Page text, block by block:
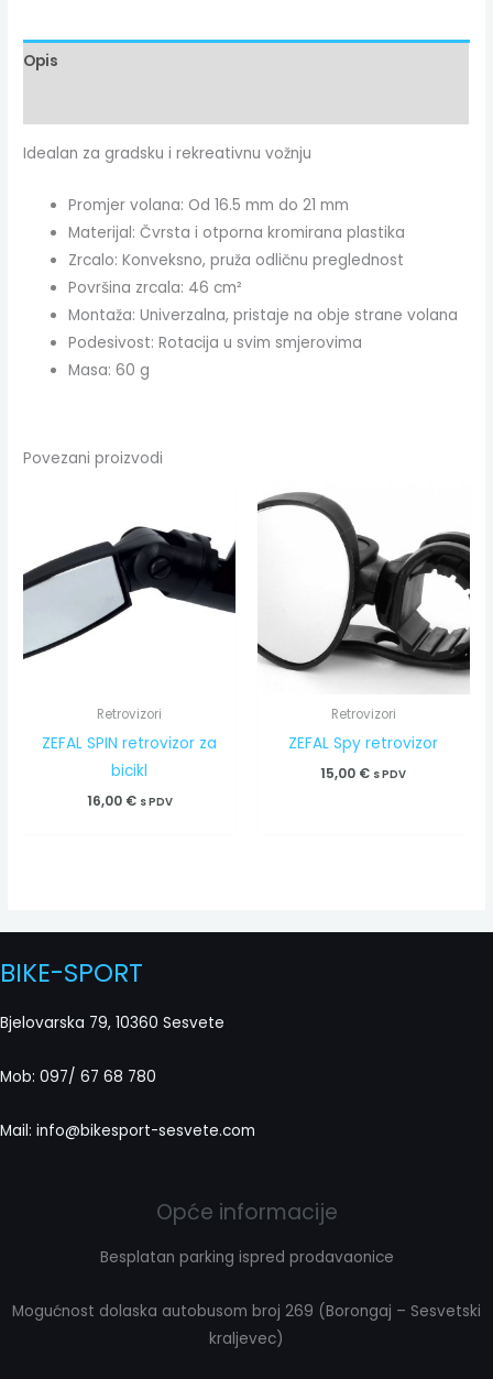
Opis
Idealan za gradsku i rekreativnu vožnju
Promjer volana: Od 16.5 mm do 21 mm
Materijal: Čvrsta i otporna kromirana plastika
Zrcalo: Konveksno, pruža odličnu preglednost
Površina zrcala: 46 cm²
Montaža: Univerzalna, pristaje na obje strane volana
Podesivost: Rotacija u svim smjerovima
Masa: 60 g
Povezani proizvodi
Retrovizori
ZEFAL SPIN retrovizor za
bicikl
16,00 € s PDV
Retrovizori
ZEFAL Spy retrovizor
15,00 € s PDV
BIKE-SPORT
Bjelovarska 79, 10360 Sesvete
Mob: 097/ 67 68 780
Mail: info@bikesport-sesvete.com
Opće informacije
Besplatan parking ispred prodavaonice
Mogućnost dolaska autobusom broj 269 (Borongaj – Sesvetski
kraljevec)